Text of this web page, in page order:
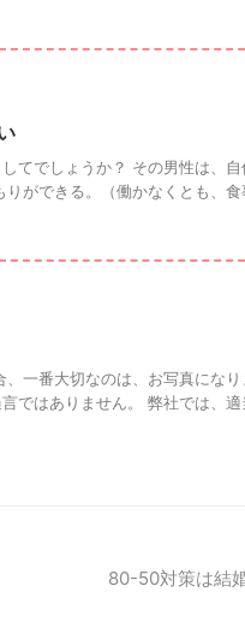
てでしょうか？ その男性は、
ができる。（働かなくとも、
一番大切なのは、お写真にな
ではありません。 弊社では、
80-50対策は結